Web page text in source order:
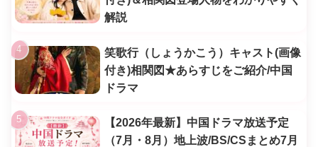
解説
笑歌行（しょうかこう）キャスト(画像
付き)相関図★あらすじをご紹介/中国
ドラマ
【2026年最新】中国ドラマ放送予定
（7月・8月）地上波/BS/CSまとめ7月